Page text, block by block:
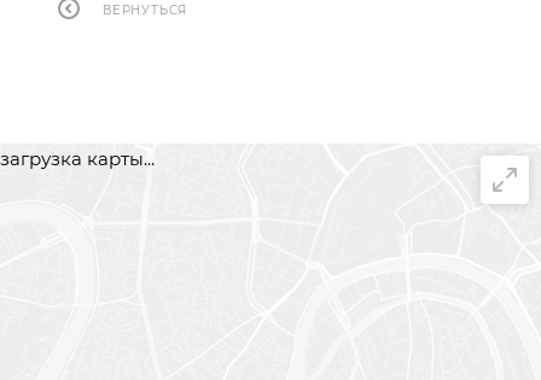
ВЕРНУТЬСЯ
загрузка карты...